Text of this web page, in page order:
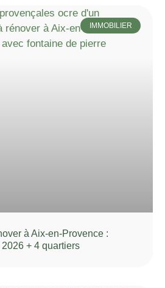
IMMOBILIER
à Aix-en-Provence :
+ 4 quartiers